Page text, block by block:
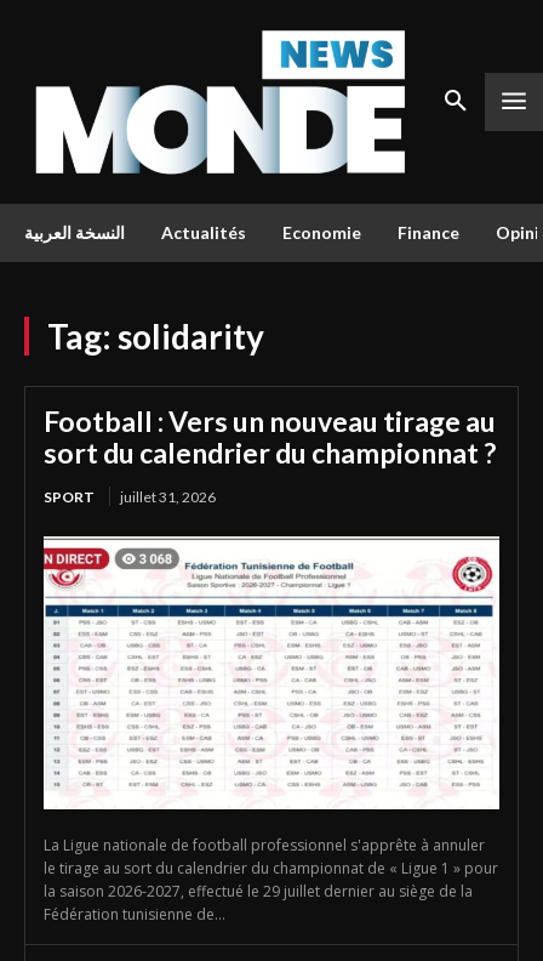
النسخة العربية Actualités Economie Finance
Tag: solidarity
Football : Vers un nouveau tirage au
sort du calendrier du championnat ?
SPORT juillet 31, 2026
La Ligue nationale de football professionnel s'apprête à annuler
le tirage au sort du calendrier du championnat de « Ligue 1 » pour
la saison 2026-2027, effectué le 29 juillet dernier au siège de la
Fédération tunisienne de...